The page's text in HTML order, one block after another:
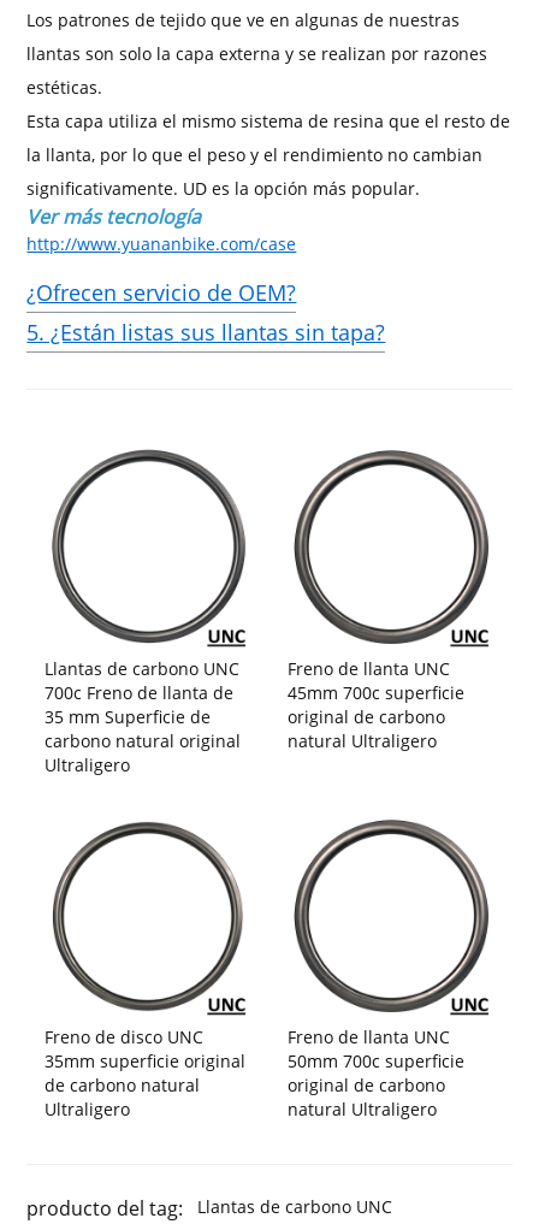
Los patrones de tejido que ve en algunas de nuestras
llantas son solo la capa externa y se realizan por razones
estéticas.
Esta capa utiliza el mismo sistema de resina que el resto de
la llanta, por lo que el peso y el rendimiento no cambian
significativamente. UD es la opción más popular.
Ver más tecnología
http://www.yuananbike.com/case
¿Ofrecen servicio de OEM?
5. ¿Están listas sus llantas sin tapa?
Llantas de carbono UNC
700c Freno de llanta de
35 mm Superficie de
carbono natural original
Ultraligero
Freno de llanta UNC
45mm 700c superficie
original de carbono
natural Ultraligero
Freno de disco UNC
35mm superficie original
de carbono natural
Ultraligero
Freno de llanta UNC
50mm 700c superficie
original de carbono
natural Ultraligero
producto del tag:
Llantas de carbono UNC